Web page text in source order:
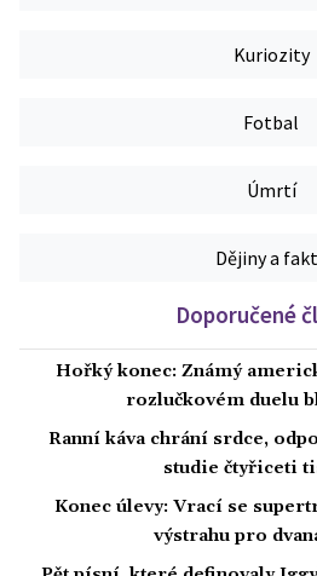
Kuriozity
Fotbal
Úmrtí
Dějiny a
Doporučené
Hořký konec: Známý
rozlučkovém duelu
Ranní káva chrání srdce,
studie čtyřiceti
Konec úlevy: Vrací se
výstrahu pro